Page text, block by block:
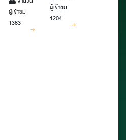
เครือ
ผู้เข้าชม
1383
PEA
ผู้เข้าชม
1204